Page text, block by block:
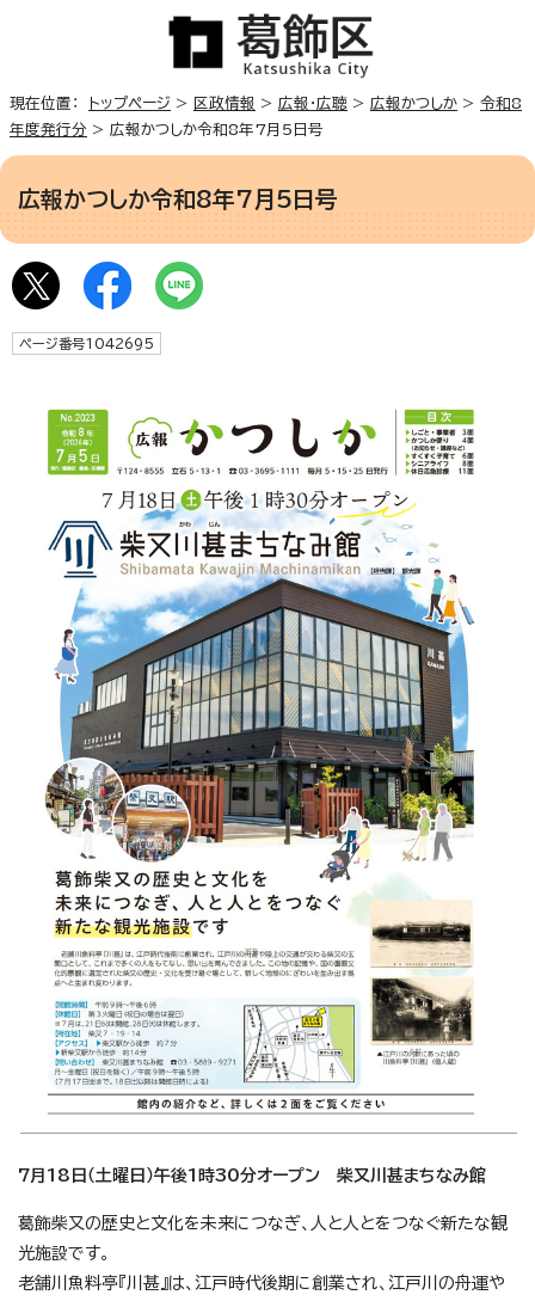
現在位置： トップページ > 区政情報 > 広報・広聴 > 広報かつしか > 令和8
年度発行分 > 広報かつしか令和8年7月5日号
広報かつしか令和8年7月5日号
ページ番号1042695
7月18日（土曜日）午後1時30分オープン 柴又川甚まちなみ館
葛飾柴又の歴史と文化を未来につなぎ、人と人とをつなぐ新たな観
光施設です。
老舗川魚料亭『川甚』は、江戸時代後期に創業され、江戸川の舟運や